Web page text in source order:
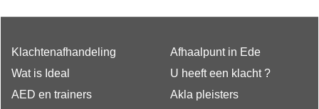
Klachtenafhandeling
Wat is Ideal
AED en trainers
Afhaalpunt in Ede
U heeft een klacht ?
Akla pleisters